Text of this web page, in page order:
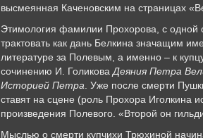
высмеянная Каченовским на страницах
Этимология фамилии Прохорова, с одной
трактовать как дань Белкина значащим
литературе за Полевым, а именно – к
сочинению И. Голикова Деяния Петра
Историей Петра . Уже после смерти
ставят на сцене (роль Прохора Иголкина
произведения Полевого. «Второй он
Мыслью о смерти купчихи Трюхиной